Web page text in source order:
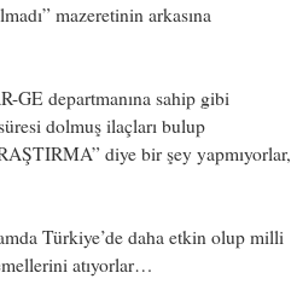
mazeretinin arkasına
GE departmanına sahip gibi
dolmuş ilaçları bulup
diye bir şey yapmıyorlar,
Türkiye’de daha etkin olup milli
atıyorlar…